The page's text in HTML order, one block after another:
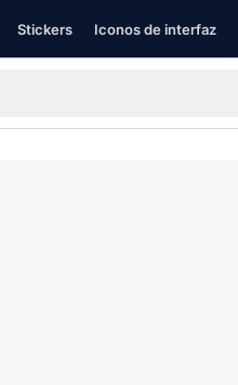
Stickers Iconos de interfaz